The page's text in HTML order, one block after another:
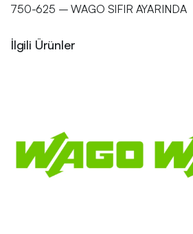
750-625 – WAGO SIFIR AYARINDA
İlgili Ürünler